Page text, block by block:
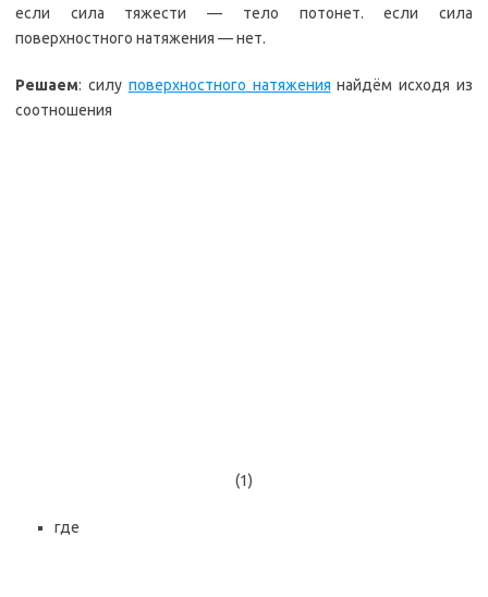
если сила тяжести — тело потонет. если сила
поверхностного натяжения — нет.
Решаем: силу поверхностного натяжения найдём исходя из
соотношения
(1)
где